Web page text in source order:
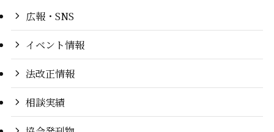
広報・SNS
イベント情報
法改正情報
相談実績